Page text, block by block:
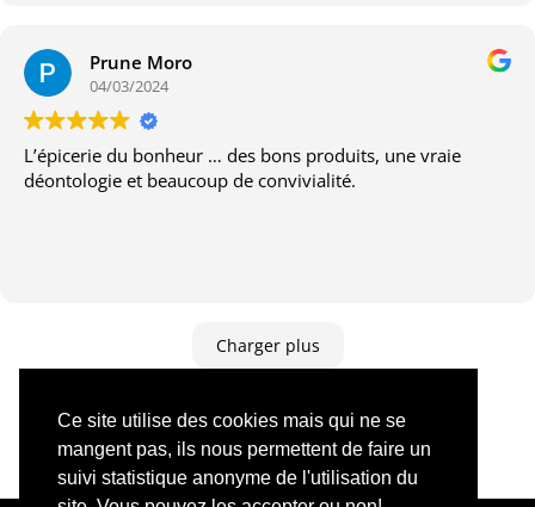
Ce site utilise des cookies mais qui ne se
mangent pas, ils nous permettent de faire un
suivi statistique anonyme de l'utilisation du
Prune Moro
04/03/2024
L’épicerie du bonheur … des bons produits, une vraie
déontologie et beaucoup de convivialité.
Charger plus